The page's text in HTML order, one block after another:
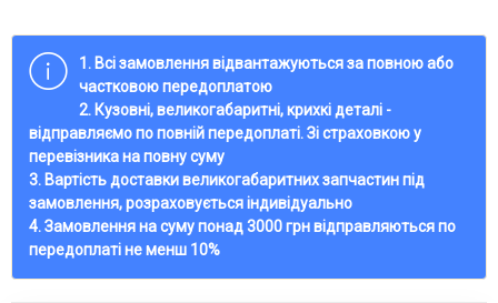
1. Всі замовлення відвантажуються за повною або
частковою передоплатою
2. Кузовні, великогабаритні, крихкі деталі -
відправляємо по повній передоплаті. Зі страховкою у
перевізника на повну суму
3. Вартість доставки великогабаритних запчастин під
замовлення, розраховується індивідуально
4. Замовлення на суму понад 3000 грн відправляються по
передоплаті не менш 10%